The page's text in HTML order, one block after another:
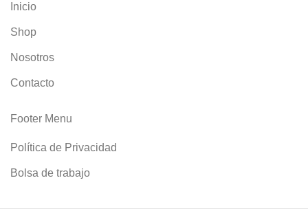
Inicio
Shop
Nosotros
Contacto
Footer Menu
Política de Privacidad
Bolsa de trabajo